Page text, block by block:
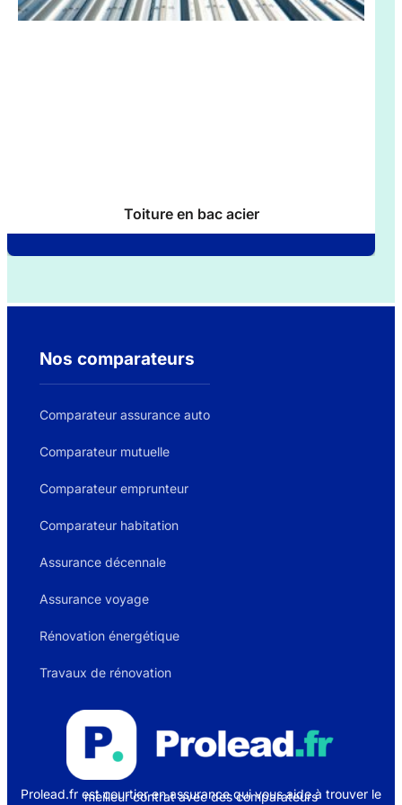
Toiture en bac acier
Nos comparateurs
Comparateur assurance auto
Comparateur mutuelle
Comparateur emprunteur
Comparateur habitation
Assurance décennale
Assurance voyage
Rénovation énergétique
Travaux de rénovation
Prolead.fr est courtier en assurance qui vous aide à trouver le
meilleur contrat avec des comparateurs